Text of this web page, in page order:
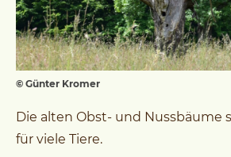
© Günter Kromer
Die alten Obst- und Nussbäume
für viele Tiere.